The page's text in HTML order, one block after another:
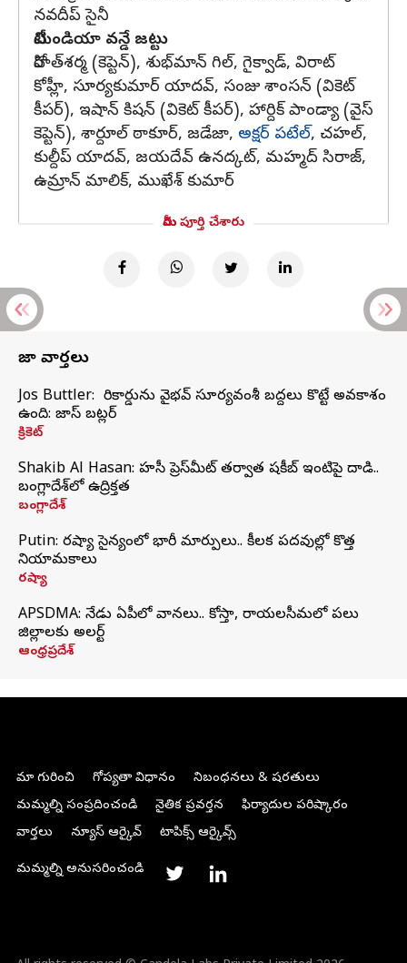
నవదీప్ సైనీ
టీమిండియా వన్డే జట్టు
రోహిత్‌శర్మ (కెప్టెన్), శుభ్‌మాన్ గిల్, గైక్వాడ్, విరాట్
కోహ్లీ, సూర్యకుమార్ యాదవ్, సంజు శాంసన్ (వికెట్
కీపర్), ఇషాన్ కిషన్ (వికెట్ కీపర్), హార్దిక్ పాండ్యా (వైస్
కెప్టెన్), శార్దూల్ ఠాకూర్, జడేజా, అక్షర్ పటేల్, చహల్,
కుల్దీప్ యాదవ్, జయదేవ్ ఉనద్కట్, మహ్మద్ సిరాజ్,
ఉమ్రాన్ మాలిక్, ముఖేశ్ కుమార్
మీరు పూర్తి చేశారు
తాజా వార్తలు
Jos Buttler: నా రికార్డును వైభవ్ సూర్యవంశీ బద్దలు కొట్టే అవకాశం
ఉంది: జాస్ బట్లర్
క్రికెట్
Shakib Al Hasan: హసీనా ప్రెస్‌మీట్‌ తర్వాత షకీబ్‌ ఇంటిపై దాడి..
బంగ్లాదేశ్‌లో ఉద్రిక్తత
బంగ్లాదేశ్
Putin: రష్యా సైన్యంలో భారీ మార్పులు.. కీలక పదవుల్లో కొత్త
నియామకాలు
రష్యా
APSDMA: నేడు ఏపీలో వానలు.. కోస్తా, రాయలసీమలో పలు
జిల్లాలకు అలర్ట్
ఆంధ్రప్రదేశ్
మా గురించి గోప్యతా విధానం
నిబంధనలు & షరతులు
మమ్మల్ని సంప్రదించండి
నైతిక ప్రవర్తన
ఫిర్యాదుల పరిష్కారం
వార్తలు
న్యూస్ ఆర్కైవ్ టాపిక్స్ ఆర్కైవ్స్
మమ్మల్ని అనుసరించండి